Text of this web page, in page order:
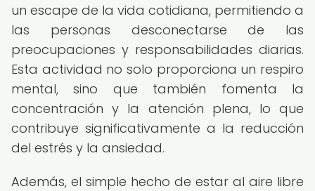
un escape de la vida cotidiana, permitiendo a
las personas desconectarse de las
preocupaciones y responsabilidades diarias.
Esta actividad no solo proporciona un respiro
mental, sino que también fomenta la
concentración y la atención plena, lo que
contribuye significativamente a la reducción
del estrés y la ansiedad.
Además, el simple hecho de estar al aire libre